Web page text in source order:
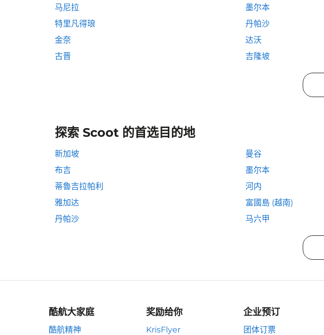
马尼拉
墨尔本
特里凡得琅
丹帕沙
金奈
达沃
古晋
吉隆坡
探索 Scoot 的首选目的地
新加坡 曼谷
布吉
墨尔本
蒂魯吉拉帕利
河内
雅加达
富國島 (越南)
丹帕沙
马六甲
酷航大家庭
酷航精神
奖励给你
KrisFlyer
企业预订
团体订票